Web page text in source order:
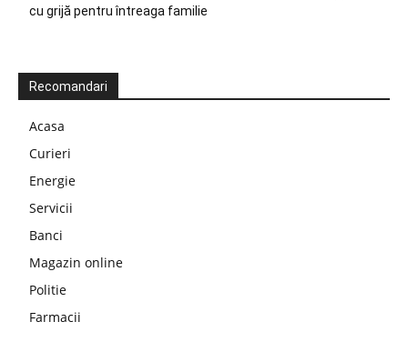
cu grijă pentru întreaga familie
Recomandari
Acasa
Curieri
Energie
Servicii
Banci
Magazin online
Politie
Farmacii